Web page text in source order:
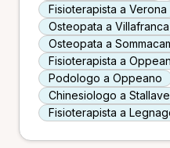
Fisioterapista a Verona
Osteopata a
Osteopata a
Fisioterapista a
Podologo a Oppeano
Chinesiologo a
Fisioterapista a